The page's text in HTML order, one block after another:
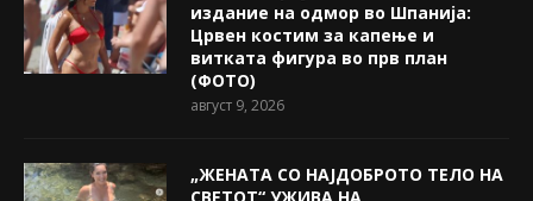
издание на одмор во Шпанија:
Црвен костим за капење и
витката фигура во прв план
(ФОТО)
август 9, 2026
„ЖЕНАТА СО НАЈДОБРОТО ТЕЛО НА